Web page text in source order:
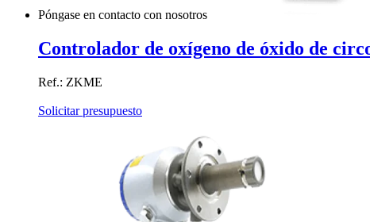
Póngase en contacto con nosotros
Controlador de oxígeno de óxido de
Ref.: ZKME
Solicitar presupuesto